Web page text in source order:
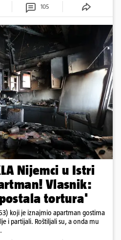
105
Nijemci u Istri
Vlasnik:
tortura'
koji je iznajmio apartman gostima
i partijali. Roštiljali su, a onda mu